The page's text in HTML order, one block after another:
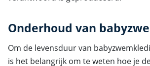
Onderhoud van
Om de levensduur van
is het belangrijk om te weten hoe je